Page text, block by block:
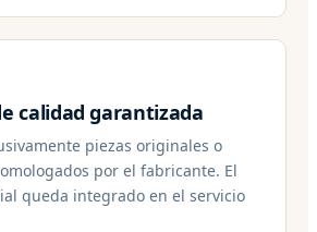
calidad garantizada
piezas originales o
por el fabricante. El
queda integrado en el servicio